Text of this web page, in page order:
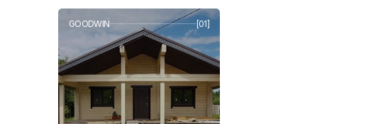
GOODWIN [01]